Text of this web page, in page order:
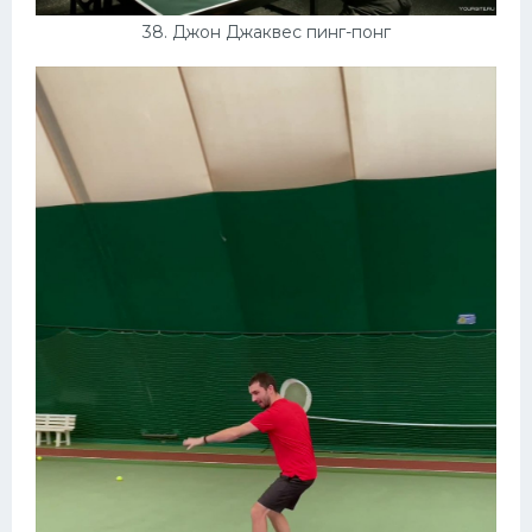
38. Джон Джаквес пинг-понг